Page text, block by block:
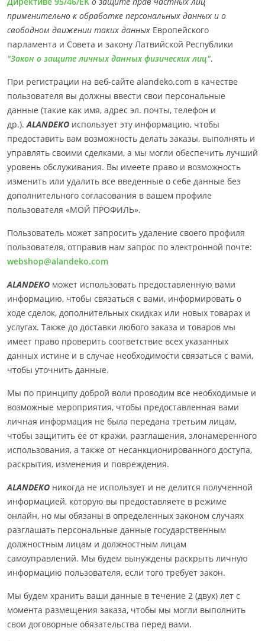
применительно к обработке персональных данных и о
свободном движении таких данных Европейского
парламента и Совета и закону Латвийской Республики
"Закон о защите личных данных физических лиц".
При регистрации на веб-сайте alandeko.com в качестве
пользователя вы должны ввести свои персональные
данные (такие как имя, адрес эл. почты, телефон и
др.).ALANDEKO использует эту информацию, чтобы
предоставить вам возможность делать заказы, выполнять и
управлять своими сделками, а мы могли обеспечить лучший
уровень обслуживания. Вы имеете право и возможность
изменить или удалить все введенные о себе данные без
дополнительного согласования в вашем профиле
пользователя «МОЙ ПРОФИЛЬ».
Пользователь может запросить удаление своего профиля
пользователя, отправив нам запрос по электронной почте:
webshop@alandeko.com
ALANDEKO может использовать предоставленную вами
информацию, чтобы связаться с вами, информировать о
ходе сделок, дополнительных скидках или новых товарах и
услугах. Также до доставки любого заказа и товаров мы
имеет право проверить соответствие всех указанных
данных истине и в случае необходимости связаться с вами,
чтобы уточнить данные.
Мы по принципу доброй воли проводим все необходимые и
возможные мероприятия, чтобы предоставленная вами
личная информация не была передана третьим лицам,
чтобы защитить ее от кражи, разглашения, злонамеренного
использования, а также от несанкционированного доступа,
раскрытия, изменения и повреждения.
ALANDEKO никогда не использует и не делится полученной
информацией, которую вы предоставляете в режиме
онлайн, но мы обязаны в определенных законом случаях
разглашать персональные данные государственным
должностным лицам и должностным лицам
самоуправлений. Мы будем вынуждены раскрыть личную
информацию пользователя, если того требует закон.
Мы будем хранить ваши данные в течение 2 (двух) лет с
момента размещения заказа, чтобы мы могли выполнить
свои договорные обязательства перед вами.